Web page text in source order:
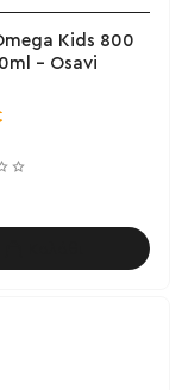
Kids 800
- Osavi